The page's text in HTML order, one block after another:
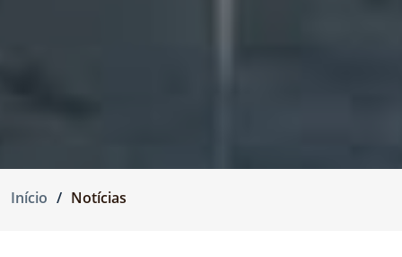
Início Notícias